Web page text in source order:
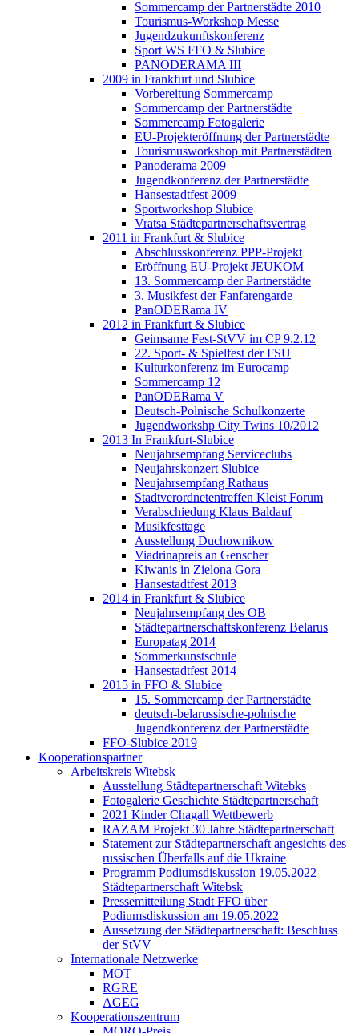
Sommercamp der Partnerstädte 2010
Tourismus-Workshop Messe
Jugendzukunftskonferenz
Sport WS FFO & Slubice
PANODERAMA III
2009 in Frankfurt und Slubice
Vorbereitung Sommercamp
Sommercamp der Partnerstädte
Sommercamp Fotogalerie
EU-Projekteröffnung der Partnerstädte
Tourismusworkshop mit Partnerstädten
Panoderama 2009
Jugendkonferenz der Partnerstädte
Hansestadtfest 2009
Sportworkshop Slubice
Vratsa Städtepartnerschaftsvertrag
2011 in Frankfurt & Slubice
Abschlusskonferenz PPP-Projekt
Eröffnung EU-Projekt JEUKOM
13. Sommercamp der Partnerstädte
3. Musikfest der Fanfarengarde
PanODERama IV
2012 in Frankfurt & Slubice
Geimsame Fest-StVV im CP 9.2.12
22. Sport- & Spielfest der FSU
Kulturkonferenz im Eurocamp
Sommercamp 12
PanODERama V
Deutsch-Polnische Schulkonzerte
Jugendworkshp City Twins 10/2012
2013 In Frankfurt-Slubice
Neujahrsempfang Serviceclubs
Neujahrskonzert Slubice
Neujahrsempfang Rathaus
Stadtverordnetentreffen Kleist Forum
Verabschiedung Klaus Baldauf
Musikfesttage
Ausstellung Duchownikow
Viadrinapreis an Genscher
Kiwanis in Zielona Gora
Hansestadtfest 2013
2014 in Frankfurt & Slubice
Neujahrsempfang des OB
Städtepartnerschaftskonferenz Belarus
Europatag 2014
Sommerkunstschule
Hansestadtfest 2014
2015 in FFO & Slubice
15. Sommercamp der Partnerstädte
deutsch-belarussische-polnische
Jugendkonferenz der Partnerstädte
FFO-Slubice 2019
Kooperationspartner
Arbeitskreis Witebsk
Ausstellung Städtepartnerschaft Witebks
Fotogalerie Geschichte Städtepartnerschaft
2021 Kinder Chagall Wettbewerb
RAZAM Projekt 30 Jahre Städtepartnerschaft
Statement zur Städtepartnerschaft angesichts des
russischen Überfalls auf die Ukraine
Programm Podiumsdiskussion 19.05.2022
Städtepartnerschaft Witebsk
Pressemitteilung Stadt FFO über
Podiumsdiskussion am 19.05.2022
Aussetzung der Städtepartnerschaft: Beschluss
der StVV
Internationale Netzwerke
MOT
RGRE
AGEG
Kooperationszentrum